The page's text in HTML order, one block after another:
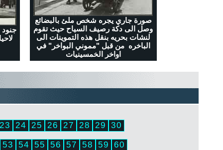
جنود
صورة جاري يجره شخص ملئ بالبضائع
وصل الى دكة رصيف السياح حيث تقوم
لنشات بحريه بنقل هذه التموينات الى
الباخره من قبل "مموني البواخر" في
اواخر الخمسينيات
23 24 25 26 27 28 29 30
53
54 55 56 57 58 59 60